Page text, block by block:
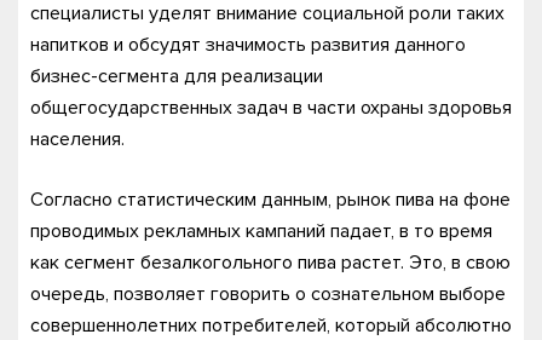
специалисты уделят внимание социальной роли таких
напитков и обсудят значимость развития данного
бизнес-сегмента для реализации
общегосударственных задач в части охраны здоровья
населения.
Согласно статистическим данным, рынок пива на фоне
проводимых рекламных кампаний падает, в то время
как сегмент безалкогольного пива растет. Это, в свою
очередь, позволяет говорить о сознательном выборе
совершеннолетних потребителей, который абсолютно